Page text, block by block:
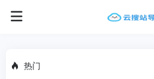
热门